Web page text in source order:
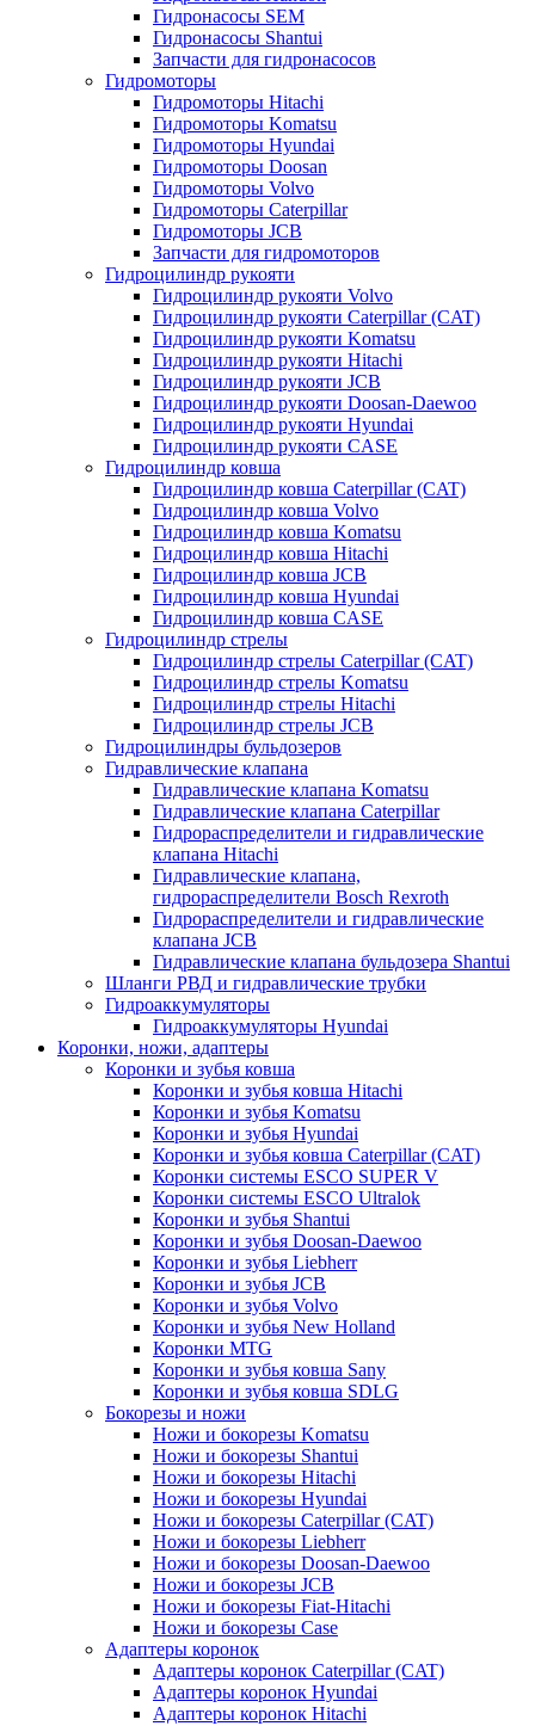
Гидронасосы SEM
Гидронасосы Shantui
Запчасти для гидронасосов
Гидромоторы
Гидромоторы Hitachi
Гидромоторы Komatsu
Гидромоторы Hyundai
Гидромоторы Doosan
Гидромоторы Volvo
Гидромоторы Caterpillar
Гидромоторы JCB
Запчасти для гидромоторов
Гидроцилиндр рукояти
Гидроцилиндр рукояти Volvo
Гидроцилиндр рукояти Caterpillar (CAT)
Гидроцилиндр рукояти Komatsu
Гидроцилиндр рукояти Hitachi
Гидроцилиндр рукояти JCB
Гидроцилиндр рукояти Doosan-Daewoo
Гидроцилиндр рукояти Hyundai
Гидроцилиндр рукояти CASE
Гидроцилиндр ковша
Гидроцилиндр ковша Caterpillar (CAT)
Гидроцилиндр ковша Volvo
Гидроцилиндр ковша Komatsu
Гидроцилиндр ковша Hitachi
Гидроцилиндр ковша JCB
Гидроцилиндр ковша Hyundai
Гидроцилиндр ковша CASE
Гидроцилиндр стрелы
Гидроцилиндр стрелы Caterpillar (CAT)
Гидроцилиндр стрелы Komatsu
Гидроцилиндр стрелы Hitachi
Гидроцилиндр стрелы JCB
Гидроцилиндры бульдозеров
Гидравлические клапана
Гидравлические клапана Komatsu
Гидравлические клапана Caterpillar
Гидрораспределители и гидравлические
клапана Hitachi
Гидравлические клапана,
гидрораспределители Bosch Rexroth
Гидрораспределители и гидравлические
клапана JCB
Гидравлические клапана бульдозера Shantui
Шланги РВД и гидравлические трубки
Гидроаккумуляторы
Гидроаккумуляторы Hyundai
Коронки, ножи, адаптеры
Коронки и зубья ковша
Коронки и зубья ковша Hitachi
Коронки и зубья Komatsu
Коронки и зубья Hyundai
Коронки и зубья ковша Caterpillar (CAT)
Коронки системы ESCO SUPER V
Коронки системы ESCO Ultralok
Коронки и зубья Shantui
Коронки и зубья Doosan-Daewoo
Коронки и зубья Liebherr
Коронки и зубья JCB
Коронки и зубья Volvo
Коронки и зубья New Holland
Коронки MTG
Коронки и зубья ковша Sany
Коронки и зубья ковша SDLG
Бокорезы и ножи
Ножи и бокорезы Komatsu
Ножи и бокорезы Shantui
Ножи и бокорезы Hitachi
Ножи и бокорезы Hyundai
Ножи и бокорезы Caterpillar (CAT)
Ножи и бокорезы Liebherr
Ножи и бокорезы Doosan-Daewoo
Ножи и бокорезы JCB
Ножи и бокорезы Fiat-Hitachi
Ножи и бокорезы Case
Адаптеры коронок
Адаптеры коронок Caterpillar (CAT)
Адаптеры коронок Hyundai
Адаптеры коронок Hitachi